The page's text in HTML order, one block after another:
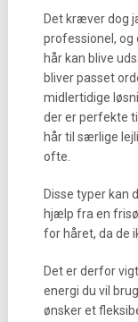
Det kræver dog
professionel,
hår kan blive
bliver passet
midlertidige
der er perfekte
hår til særlige
ofte.
Disse typer kan
hjælp fra en
for håret, da de
Det er derfor
energi du vil
ønsker et